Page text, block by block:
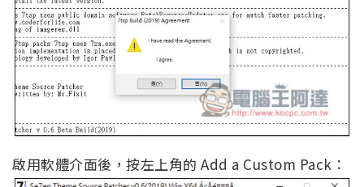
啟用軟體介面後，按左上角的 Add a Custom Pack：